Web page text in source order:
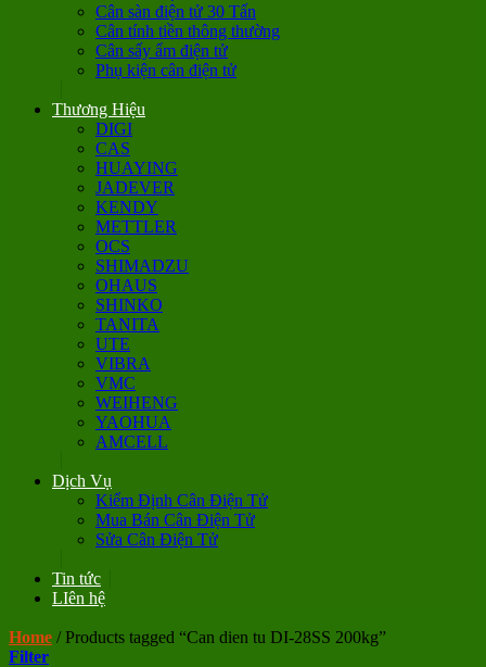
Cân sàn điện tử 30 Tấn
Cân tính tiền thông thường
Cân sấy ẩm điện tử
Phụ kiện cân điện tử
Thương Hiệu
DIGI
CAS
HUAYING
JADEVER
KENDY
METTLER
OCS
SHIMADZU
OHAUS
SHINKO
TANITA
UTE
VIBRA
VMC
WEIHENG
YAOHUA
AMCELL
Dịch Vụ
Kiểm Định Cân Điện Tử
Mua Bán Cân Điện Tử
Sửa Cân Điện Tử
Tin tức
LIên hệ
Home /Products tagged “Can dien tu DI-28SS 200kg”
Filter